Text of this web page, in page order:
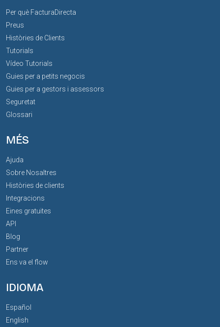
Per què FacturaDirecta
Preus
Històries de Clients
Tutorials
Vídeo Tutorials
Guies per a petits negocis
Guies per a gestors i assessors
Seguretat
Glossari
MÉS
Ajuda
Sobre Nosaltres
Històries de clients
Integracions
Eines gratuïtes
API
Blog
Partner
Ens va el flow
IDIOMA
Español
English